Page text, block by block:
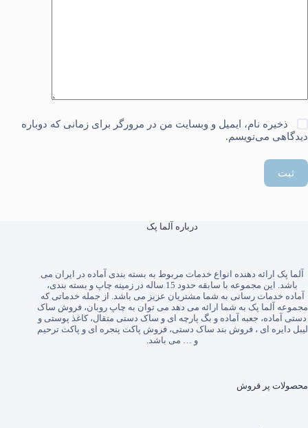
ذخیره نام، ایمیل و وبسایت من در مرورگر برای زمانی که دوباره
دیدگاهی می‌نویسم.
ثبت
درباره آلما پک
آلما پک ارائه دهنده انواع خدمات مربوط به بسته بندی آماده در ایران می
باشد. این مجموعه با سابقه حدود 15 ساله در زمینه چاپ و بسته بندی،
آماده خدمات رسانی به شما مشتریان عزیز می باشد. از جمله خدماتی که
مجموعه آلما پک به شما ارائه می دهد می توان به چاپ روبان،فروش ساک
دستی آماده، جعبه آماده و بگ پارچه ای و ساک دستی متقال،کاغذ پوستی و
لیبل دایره ای ،فروش بند ساک دستی،فروش پاکت پنجره ای و پاکت ترحیم
و … می باشد.
محصولات پر فروش